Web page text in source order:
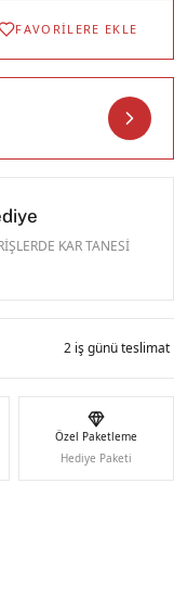
FAVORİLERE EKLE
KAR TANESİ
2 iş günü teslimat
Özel Paketleme
Hediye Paketi